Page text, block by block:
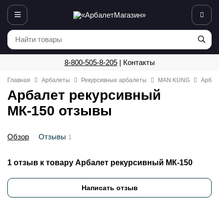
8-800-505-8-205| Контакты
Главная Арбалеты Рекурсивные арбалеты MAN KUNG
Арбалет рекурсивный
МК-150 отзывы
Обзор Отзывы 1
1 отзыв к товару Арбалет рекурсивный МК-150
Написать отзыв